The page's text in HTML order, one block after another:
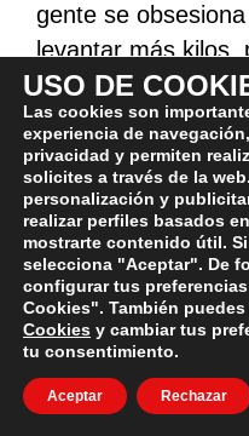
gente se
levantar más kilos,
renunciar a una
asegura
Una buena técnica
– Reduce el riesgo
posible.
– Estimula
que quieres
Aceptando que no
USO DE
Las cookies son
experiencia de
privacidad y permiten
solicites a través de la
personalización y
realizar perfiles basados
mostrarte contenido útil.
selecciona "Aceptar". De
configurar tus
Cookies". También
Cookies y cambiar tus
tu consentimiento.
Aceptar Rechazar